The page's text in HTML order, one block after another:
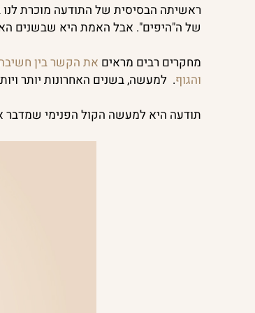
ראשיתה הבסיסית של התודעה מוכרת לנו
של ה"היפים". אבל האמת היא שבשנים
מחקרים רבים מראים את הקשר בין חשיבה
והגוף. למעשה, בשנים האחרונות יותר
תודעה היא למעשה הקול הפנימי שמדבר